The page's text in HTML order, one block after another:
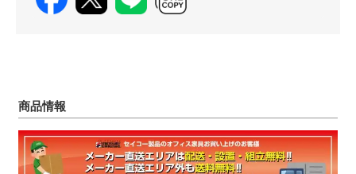
商品情報